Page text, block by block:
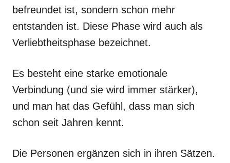
befreundet ist, sondern schon mehr
entstanden ist. Diese Phase wird auch als
Verliebtheitsphase bezeichnet.
Es besteht eine starke emotionale
Verbindung (und sie wird immer stärker),
und man hat das Gefühl, dass man sich
schon seit Jahren kennt.
Die Personen ergänzen sich in ihren Sätzen.